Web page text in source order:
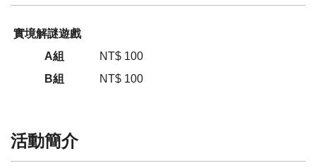
實境解謎遊戲
A組
NT$ 100
B組
NT$ 100
活動簡介